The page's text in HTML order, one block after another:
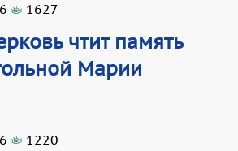
1627
чтит память
Марии
1220